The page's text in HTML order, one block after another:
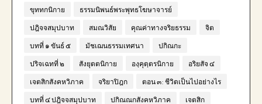
ขุททกนิกาย ธรรมนิพนธ์พระพุทธโฆษาจารย์
ปฎิจจสมุปบาท สมณวิสัย คุณค่าทางจริยธรรม จิต
บทที่ ๑ ขันธ์ ๕ มัชเฌนธรรมเทศนา ปกิณกะ
ปริจเฉทที่ ๒ สังยุตตนิกาย องฺคุตฺตรนิกาย อริยสัจ ๔
เจตสิกสังคหวิภาค จริยาปิฎก ตอน ๓: ชีวิตเป็นไปอย่างไร
บทที่ ๔ ปฎิจจสมุปบาท ปกิณณกสังคหวิภาค เจตสิก